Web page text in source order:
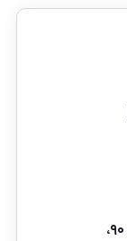
۹۰،